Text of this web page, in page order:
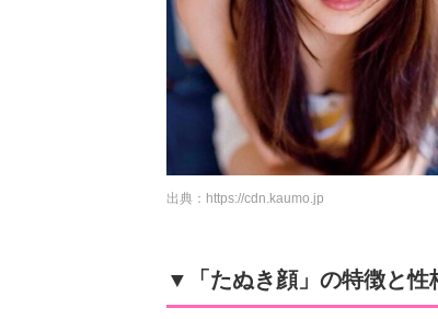
出典： https://cdn.kaumo.jp
▼「たぬき顔」の特徴と性